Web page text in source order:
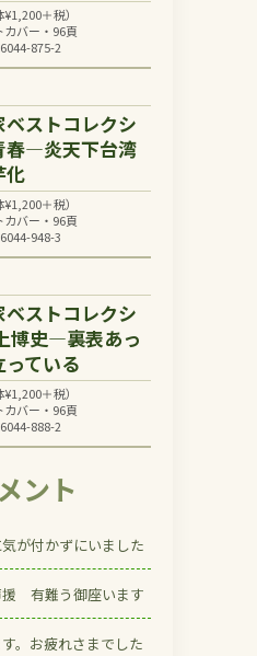
¥1,200＋税）
バー・96頁
875-2
ベストコレクシ
春―炎天下台湾
化
¥1,200＋税）
バー・96頁
948-3
ベストコレクシ
博史―裏表あっ
ている
¥1,200＋税）
バー・96頁
888-2
ント
が付かずにいました
有難う御座います
。お疲れさまでした